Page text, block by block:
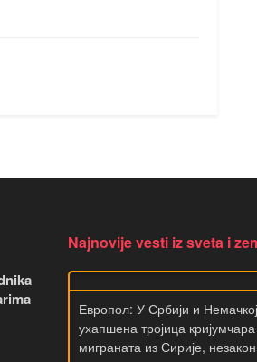
Najnovije vesti iz sveta i
Европол: У Србији и Немачкој
ухапшена тројица кријумчара
миграната из Сирије,
зарадили 875.000 евра